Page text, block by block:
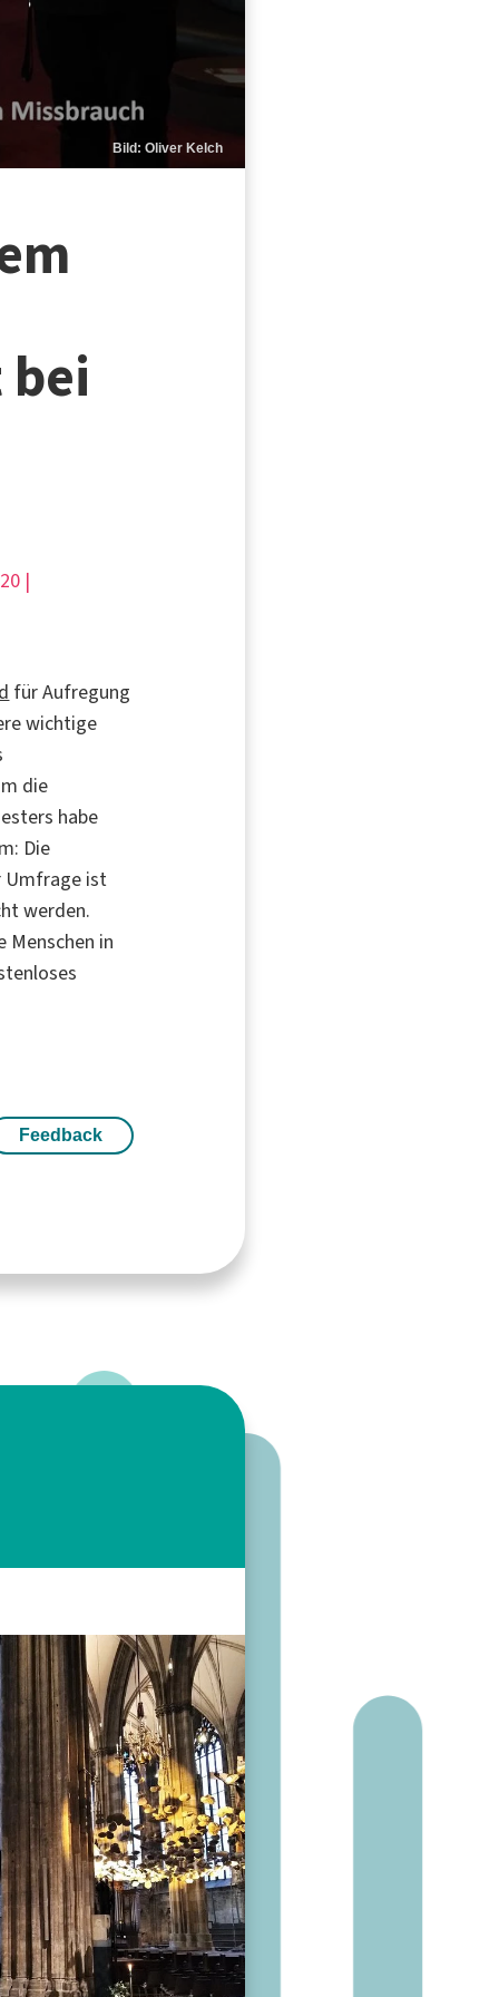
Bild: Oliver Kelch
|
für Aufregung
wichtige
die
habe
Die
Umfrage ist
werden.
Menschen in
Feedback